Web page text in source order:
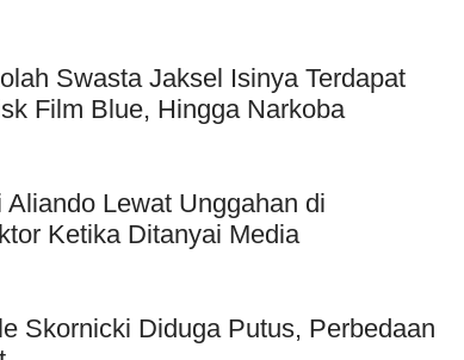
Swasta Jaksel Isinya Terdapat
Film Blue, Hingga Narkoba
Lewat Unggahan di
Ketika Ditanyai Media
Skornicki Diduga Putus, Perbedaan